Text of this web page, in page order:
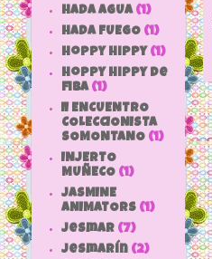
HADA AGUA (1)
HADA FUEGO (1)
hoppy hippy (1)
hoppy hippy de
fiba (1)
II ENCUENTRO
COLECCIONISTA
SOMONTANO (1)
INJERTO
MUÑECO (1)
JASMINE
ANIMATORS (1)
jesmar (7)
jesmarín (2)